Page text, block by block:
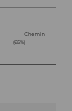
Chemin
(65%)